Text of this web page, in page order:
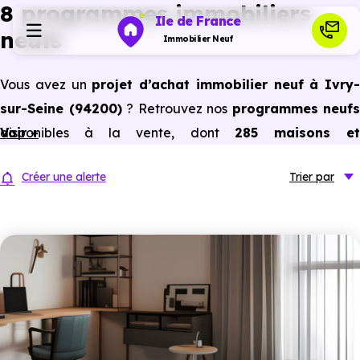
Ile de France
Immobilier Neuf
Programmes neufs
Actualités
Financer
8 programmes immobiliers
neufs
Vous avez un projet d’achat immobilier neuf à Ivry-
sur-Seine (94200)? Retrouvez nos programmes neufs
disponibles à la vente, dont 285 maisons et
prix promoteuret
à Ivry-sur-Seine (94200)
des avantages du neuf :
dans certains
cas, frais de notaire réduits, bonnes performances
énergétiques, garanties constructeur, etc.
Voir +
Créer une alerte Trier par